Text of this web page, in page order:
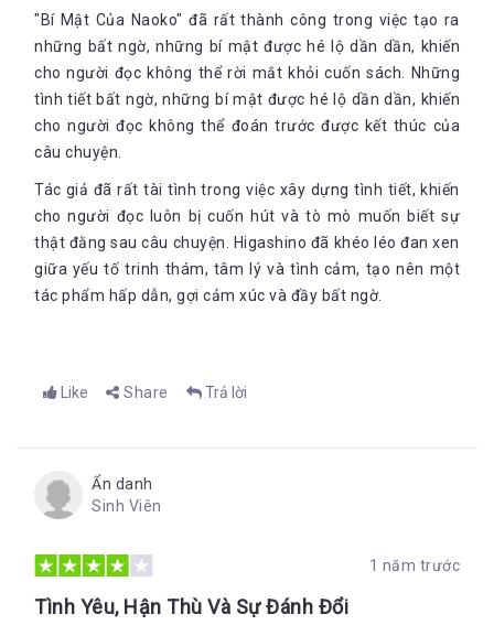
"Bí Mật Của Naoko" đã rất thành công trong việc tạo ra
những bất ngờ, những bí mật được hé lộ dần dần, khiến
cho người đọc không thể rời mắt khỏi cuốn sách. Những
tình tiết bất ngờ, những bí mật được hé lộ dần dần, khiến
cho người đọc không thể đoán trước được kết thúc của
câu chuyện.
Tác giả đã rất tài tình trong việc xây dựng tình tiết, khiến
cho người đọc luôn bị cuốn hút và tò mò muốn biết sự
thật đằng sau câu chuyện. Higashino đã khéo léo đan xen
giữa yếu tố trinh thám, tâm lý và tình cảm, tạo nên một
tác phẩm hấp dẫn, gợi cảm xúc và đầy bất ngờ.
Like Share Trả lời
Ẩn danh
Sinh Viên
1 năm trước
Tình Yêu, Hận Thù Và Sự Đánh Đổi